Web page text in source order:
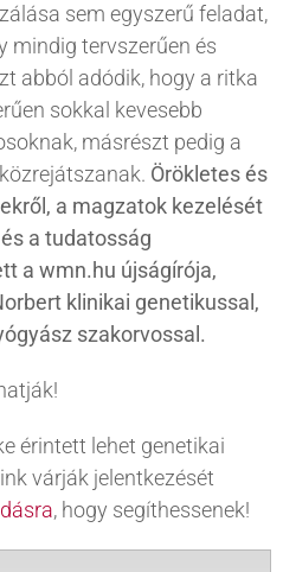
sem egyszerű feladat,
mindig tervszerűen és
abból adódik, hogy a ritka
sokkal kevesebb
másrészt pedig a
Örökletes és
a magzatok kezelését
a tudatosság
a wmn.hu újságírója,
klinikai genetikussal,
szakorvossal.
érintett lehet genetikai
várják jelentkezését
, hogy segíthessenek!